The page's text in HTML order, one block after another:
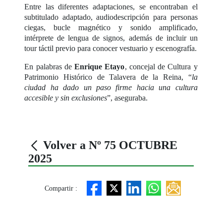
Entre las diferentes adaptaciones, se encontraban el
subtitulado adaptado, audiodescripción para personas
ciegas, bucle magnético y sonido amplificado,
intérprete de lengua de signos, además de incluir un
tour táctil previo para conocer vestuario y escenografía.
En palabras deEnrique Etayo, concejal de Cultura y
Patrimonio Histórico de Talavera de la Reina, “la
ciudad ha dado un paso firme hacia una cultura
accesible y sin exclusiones”, aseguraba.
Volver a Nº 75 OCTUBRE
2025
Compartir :